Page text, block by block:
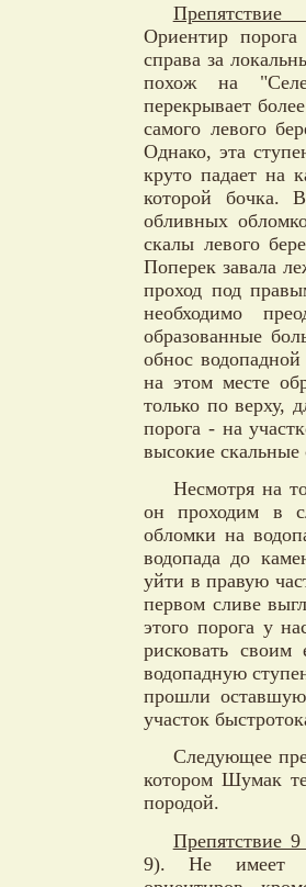
Ориентир
справа за
похож на
перекрывает
самого левого
Однако, эта
круто падает на
которой бочка.
обливных
скалы левого
Поперек завала
проход под
необходимо
образованные
обнос
на этом месте
только по верху,
порога - на
высокие скальные
Несмотря на
он проходим в
обломки на
водопада до
уйти в правую
первом сливе
этого порога у
рисковать
водопадную
прошли
участок
Следующее
котором Шумак
породой.
Препятствие
9). Не имеет